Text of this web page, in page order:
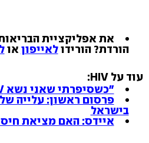
את אפליקציית
הורדת? הורידולאייפון או
עוד על HIV:
"כשסיפרתי שאני נשא HIV סירבו לטפל בי"
בישראל
איידס: האם מציאת